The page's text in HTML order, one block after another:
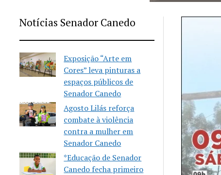
Notícias Senador Canedo
Exposição “Arte em
Cores” leva pinturas a
espaços públicos de
Senador Canedo
Agosto Lilás reforça
combate à violência
contra a mulher em
Senador Canedo
*Educação de Senador
Canedo fecha primeiro